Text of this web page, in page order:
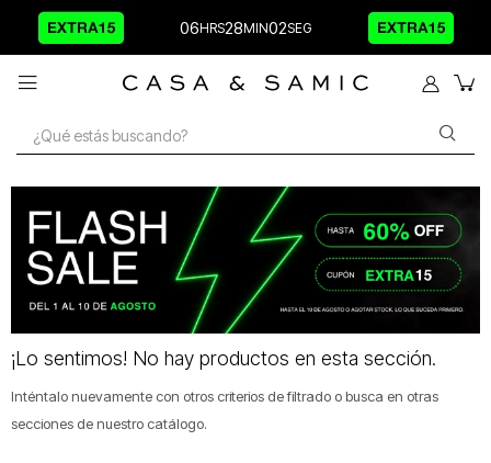
06 28 02

¡Lo sentimos! No hay productos en esta sección.
Inténtalo nuevamente con otros criterios de filtrado o busca en otras
secciones de nuestro catálogo.